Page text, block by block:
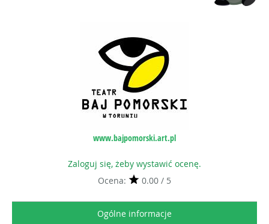
www.bajpomorski.art.pl
Zaloguj się, żeby wystawić ocenę.
Ocena:
0.00 / 5
Ogólne informacje